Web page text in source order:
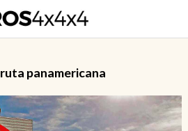
ruta panamericana